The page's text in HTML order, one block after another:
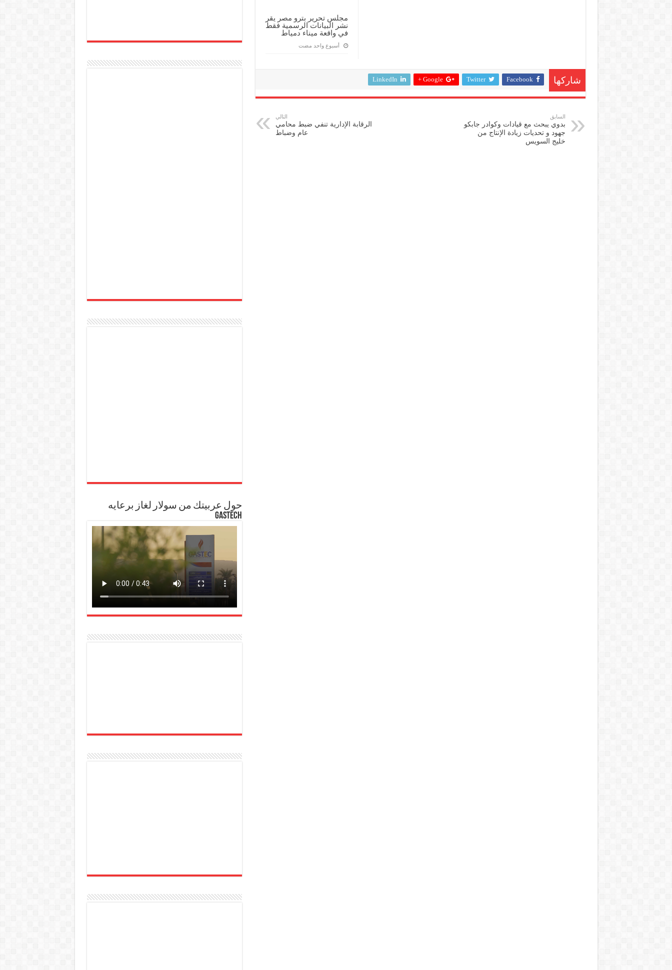
مجلس تحرير بترو مصر يقر
نشر البيانات الرسمية فقط
في واقعة ميناء دمياط
‏أسبوع واحد مضت
شاركها Facebook
Twitter
Google +
LinkedIn
السابق
بدوي يبحث مع قيادات وكوادر جابكو
جهود و تحديات زيادة الإنتاج من
خليج السويس
التالي
الرقابة الإدارية تنفي ضبط محامي
عام وضباط
حول عربيتك من سولار لغاز برعايه
GASTECH